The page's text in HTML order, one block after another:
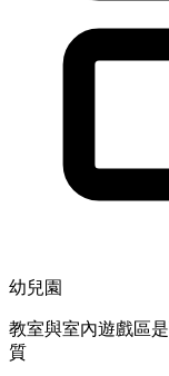
幼兒園
教室與室內遊戲區
質